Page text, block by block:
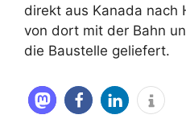
direkt aus Kanada nach
von dort mit der Bahn
die Baustelle geliefert.